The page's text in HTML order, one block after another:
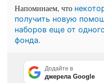
Напоминаем, что
получить новую
наборов еще от
фонда.
Додайте в
джерела Google